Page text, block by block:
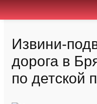
Извини-
дорога в
по детской